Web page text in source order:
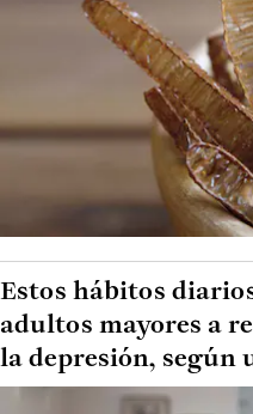
Estos hábitos
adultos mayores a
la depresión, según